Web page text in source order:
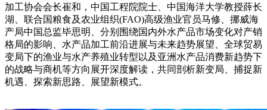
加工协会会长崔和，中国工程院院士、中国海洋大学教授薛长
湖、联合国粮食及农业组织(FAO)高级渔业官员马修、挪威海
产局中国总监毕思明、分别围绕国内外水产品市场变化对产销
格局的影响、水产品加工前沿进展与未来趋势展望、全球贸易
变局下的渔业与水产养殖业转型以及亚洲水产品消费新趋势下
的战略与商机等方向展开深度解读，共同剖析新变局、捕捉新
机遇、探索新思路、展望新模式。